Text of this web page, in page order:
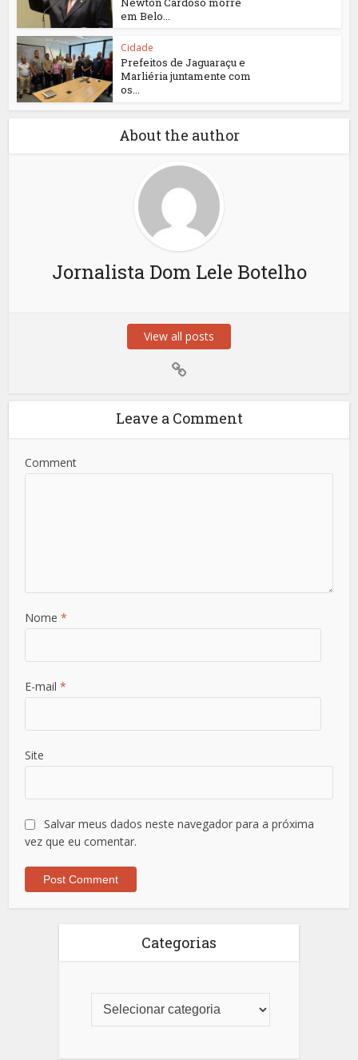
em Belo...
Cidade
Prefeitos de Jaguaraçu e
Marliéria juntamente com
os...
About the author
Jornalista Dom Lele Botelho
View all posts
Leave a Comment
Comment
Nome*
E-mail*
Site
Salvar meus dados neste navegador para a próxima
vez que eu comentar.
Categorias